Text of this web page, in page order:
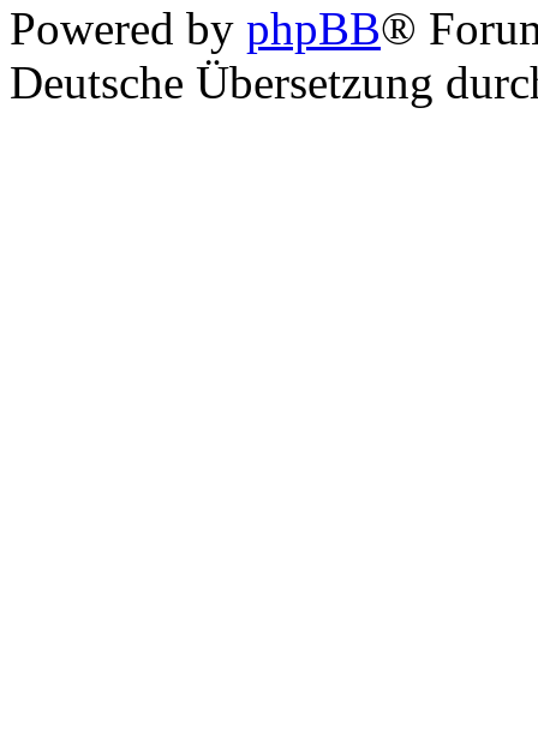
Powered by phpBB®
Deutsche Übersetzung